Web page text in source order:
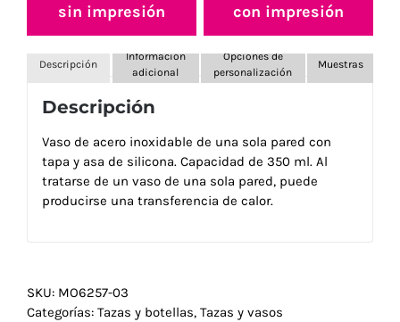
sin impresión
con impresión
Descripción
Información
adicional
Opciones de
personalización
Muestras
Descripción
Vaso de acero inoxidable de una sola pared con
tapa y asa de silicona. Capacidad de 350 ml. Al
tratarse de un vaso de una sola pared, puede
producirse una transferencia de calor.
SKU: MO6257-03
Categorías: Tazas y botellas, Tazas y vasos